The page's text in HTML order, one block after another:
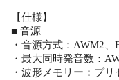
【仕様】
■ 音源
・音源方式：AWM2
・最大同時発音数：
・波形メモリー：プ